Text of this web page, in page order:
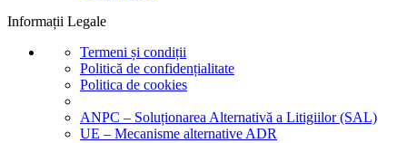
Informații Legale
Termeni și condiții
Politică de confidențialitate
Politica de cookies
ANPC – Soluționarea Alternativă a Litigiilor (SAL)
UE – Mecanisme alternative ADR